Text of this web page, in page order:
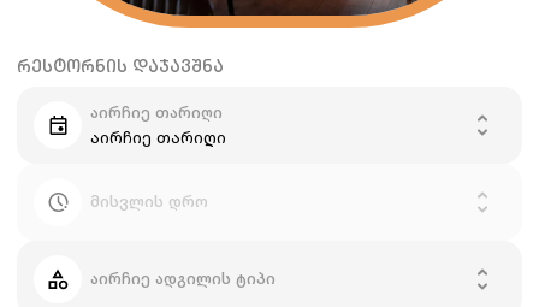
ᲠᲔᲡᲢᲝᲠᲜᲘᲡ ᲓᲐᲯᲐᲕᲨᲜᲐ
აირჩიე თარიღი
აირჩიე თარიღი
მისვლის დრო
აირჩიე ადგილის ტიპი